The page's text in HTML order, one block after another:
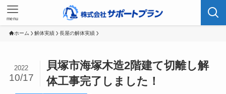
menu
ホーム 解体実績 長屋の解体実績
貝塚市海塚木造2階建て切離し解
体工事完了しました！
2022
10/17